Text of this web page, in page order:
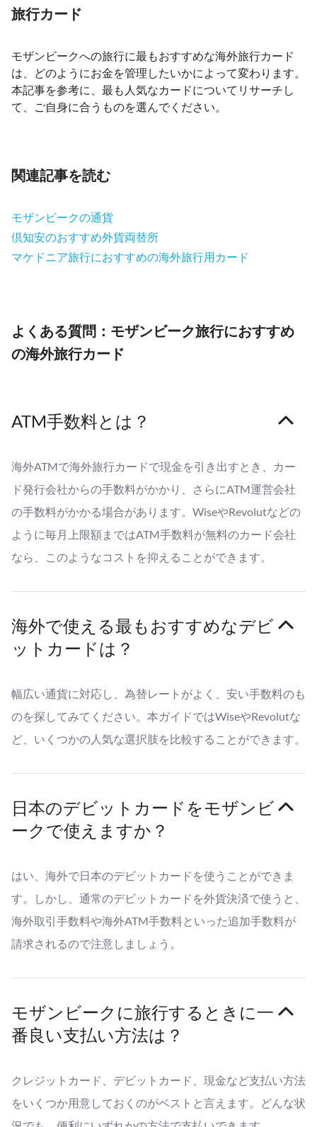
旅行カード
モザンビークへの旅行に最もおすすめな海外旅行カード
は、どのようにお金を管理したいかによって変わります。
本記事を参考に、最も人気なカードについてリサーチし
て、ご自身に合うものを選んでください。
関連記事を読む
モザンビークの通貨
倶知安のおすすめ外貨両替所
マケドニア旅行におすすめの海外旅行用カード
よくある質問：モザンビーク旅行におすすめ
の海外旅行カード
ATM手数料とは？
海外ATMで海外旅行カードで現金を引き出すとき、カー
ド発行会社からの手数料がかかり、さらにATM運営会社
の手数料がかかる場合があります。WiseやRevolutなどの
ように毎月上限額まではATM手数料が無料のカード会社
なら、このようなコストを抑えることができます。
海外で使える最もおすすめなデビ
ットカードは？
幅広い通貨に対応し、為替レートがよく、安い手数料のも
のを探してみてください。本ガイドではWiseやRevolutな
ど、いくつかの人気な選択肢を比較することができます。
日本のデビットカードをモザンビ
ークで使えますか？
はい、海外で日本のデビットカードを使うことができま
す。しかし、通常のデビットカードを外貨決済で使うと、
海外取引手数料や海外ATM手数料といった追加手数料が
請求されるので注意しましょう。
モザンビークに旅行するときに一
番良い支払い方法は？
クレジットカード、デビットカード、現金など支払い方法
をいくつか用意しておくのがベストと言えます。どんな状